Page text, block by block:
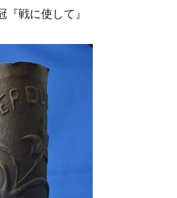
『戦に使して』